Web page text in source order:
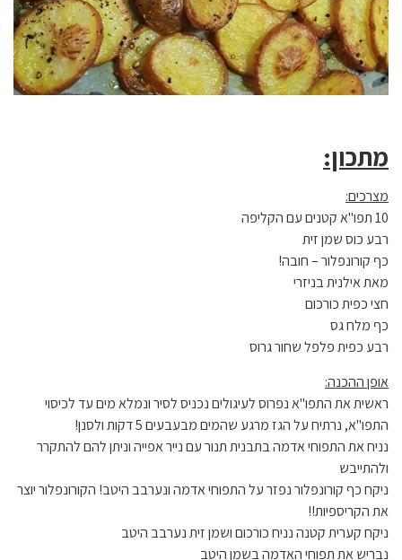
מתכון:
מצרכים:
10 תפו"א קטנים עם הקליפה
רבע כוס שמן זית
כף קורונפלור – חובה!
מאת אילנית בניזרי
חצי כפית כורכום
כף מלח גס
רבע כפית פלפל שחור גרוס
אופן ההכנה:
ראשית את התפו"א נפרוס לעיגולים נכניס לסיר ונמלא מים עד לכיסוי
התפו"א, נרתיח על הגז מרגע שהמים מבעבעים 5 דקות ולסנן!
נניח את התפוחי אדמה בתבנית תנור עם נייר אפייה וניתן להם להתקרר
ולהתייבש
ניקח כף קורונפלור נפזר על התפוחי אדמה ונערבב היטב! הקורונפלור יוצר
את הקריספיות!!
ניקח קערית קטנה נניח כורכום ושמן זית נערבב היטב
נבריש את תפוחי האדמה בשמן היטב